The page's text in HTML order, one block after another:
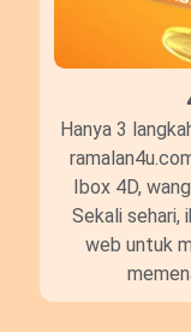
Hanya 3
Ibox 4D,
Sekali sehari,
web untuk